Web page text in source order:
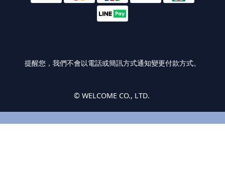
提醒您，我們不會以電話或簡訊方式通知變更付款方式。
© WELCOME CO., LTD.